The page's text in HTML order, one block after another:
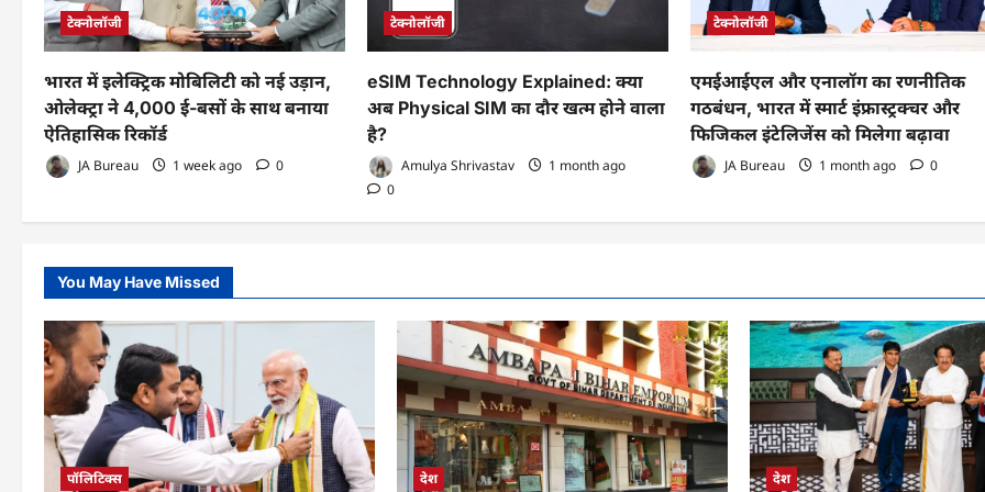
टेक्नोलॉजी
भारत में इलेक्ट्रिक मोबिलिटी को नई उड़ान,
ओलेक्ट्रा ने 4,000 ई-बसों के साथ बनाया
ऐतिहासिक रिकॉर्ड
JA Bureau 1 week ago 0
टेक्नोलॉजी
eSIM Technology Explained: क्या
अब Physical SIM का दौर खत्म होने वाला
है?
Amulya Shrivastav
1 month ago
0
टेक्नोलॉजी
एमईआईएल और एनालॉग का रणनीतिक
गठबंधन, भारत में स्मार्ट इंफ्रास्ट्रक्चर और
फिजिकल इंटेलिजेंस को मिलेगा बढ़ावा
JA Bureau 1 month ago 0
You May Have Missed
पॉलिटिक्स देश देश